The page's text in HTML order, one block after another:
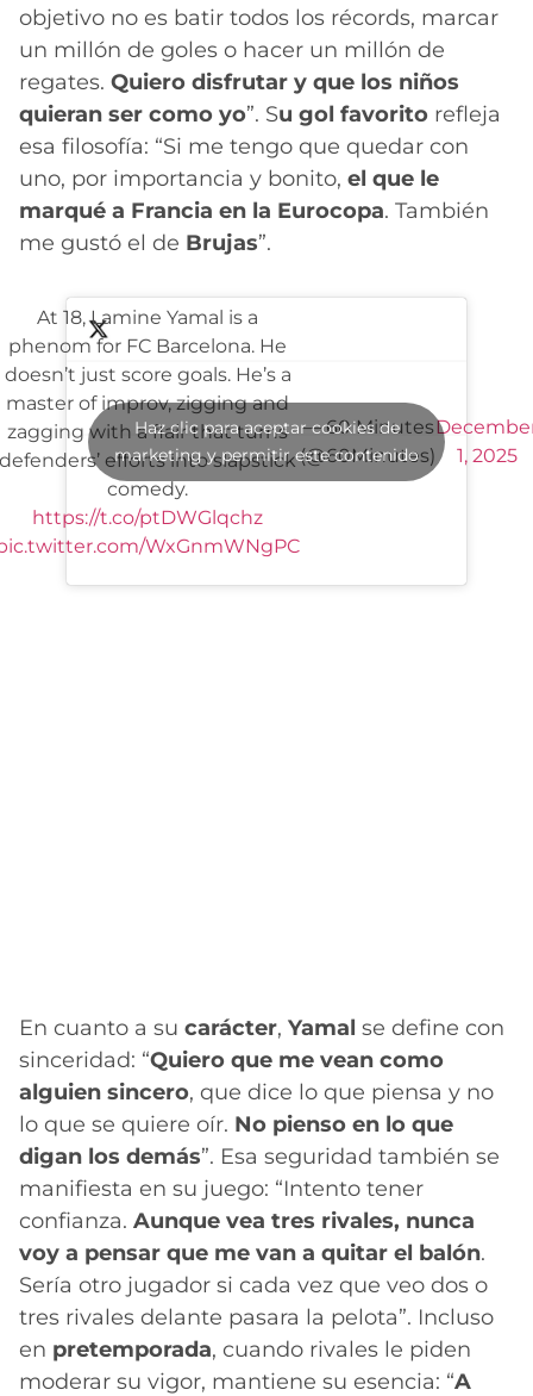
objetivo no es batir todos los récords, marcar
un millón de goles o hacer un millón de
regates. Quiero disfrutar y que los niños
quieran ser como yo”. Su gol favorito refleja
esa filosofía: “Si me tengo que quedar con
uno, por importancia y bonito, el que le
marqué a Francia en la Eurocopa. También
me gustó el de Brujas”.
At 18, Lamine Yamal is a
phenom for FC Barcelona. He
doesn’t just score goals. He’s a
master of improv, zigging and
zagging with a flair that turns
defenders’ efforts into slapstick
comedy.
https://t.co/ptDWGlqchz
WxGnmWNgPC
— 60 Minutes
(@60Minutes)
1, 2025
Haz clic para aceptar cookies de
marketing y permitir este contenido
En cuanto a su carácter, Yamal se define con
sinceridad: “Quiero que me vean como
alguien sincero, que dice lo que piensa y no
lo que se quiere oír. No pienso en lo que
digan los demás”. Esa seguridad también se
manifiesta en su juego: “Intento tener
confianza. Aunque vea tres rivales, nunca
voy a pensar que me van a quitar el balón.
Sería otro jugador si cada vez que veo dos o
tres rivales delante pasara la pelota”. Incluso
en pretemporada, cuando rivales le piden
moderar su vigor, mantiene su esencia: “A